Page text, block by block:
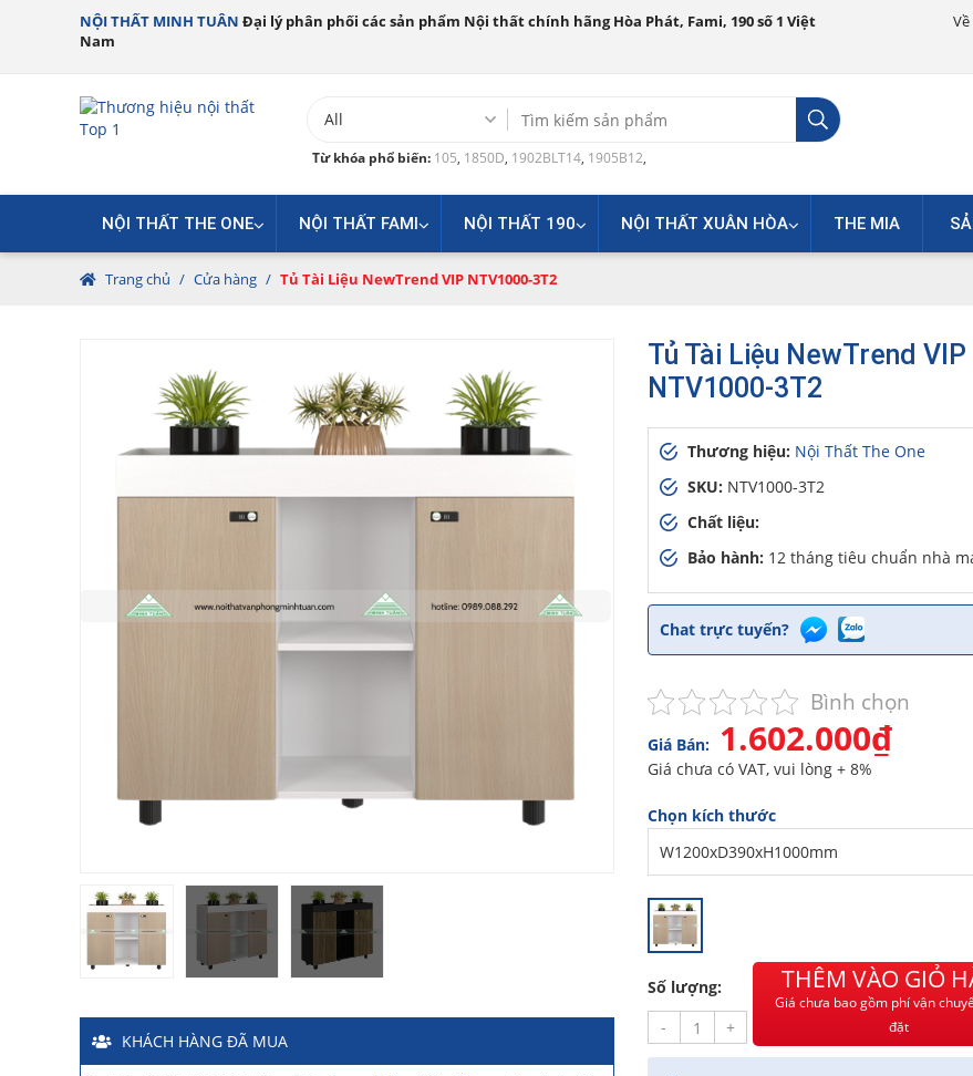
NỘI THẤT MINH TUÂN Đại lý phân phối các sản phẩm Nội thất chính hãng Hòa Phát, Fami, 190 số 1 Việt
Nam
for:
Từ khóa phổ biến: 105, 1850D, 1902BLT14, 1905B12,
NỘI THẤT THE ONE NỘI THẤT FAMI NỘI THẤT 190 NỘI THẤT XUÂN HÒA THE MIA
Trang chủ / Cửa hàng / Tủ Tài Liệu NewTrend VIP NTV1000-3T2
KHÁCH HÀNG ĐÃ MUA
Ngõ 88 Phố Ngọc Hà đã mua 7 giờ trước
Chị Nghi-
47 Mai Hắc Đế đã mua 5 giờ trước
Anh Thảo-
Yên Viên - Đông Anh đã mua 2 ngày trước
Chị Ánh
Số 9 Ngô Quyền đã mua 4 ngày trước
Chị Mai-Khu biệt thự Vincom Đường Hoa Lan đã mua 2 giờ trước
Anh Nam-33 Đại Cổ Việt đã mua 15 giờ trước
Anh Hùng- 26 Hàng Bài đã mua 1 ngày trước
Tủ Tài Liệu NewTrend VIP
NTV1000-3T2
Thương hiệu: Nội Thất The One
SKU: NTV1000-3T2
Chất liệu:
Bảo hành: 12 tháng tiêu chuẩn nhà
Chat trực tuyến?
Bình chọn
Giá Bán: 1.602.000₫
Giá chưa có VAT, vui lòng + 8%
Chọn kích thước
Số lượng:
-
+
THÊM VÀO GIỎ
Giá chưa bao gồm phí vận
đặt